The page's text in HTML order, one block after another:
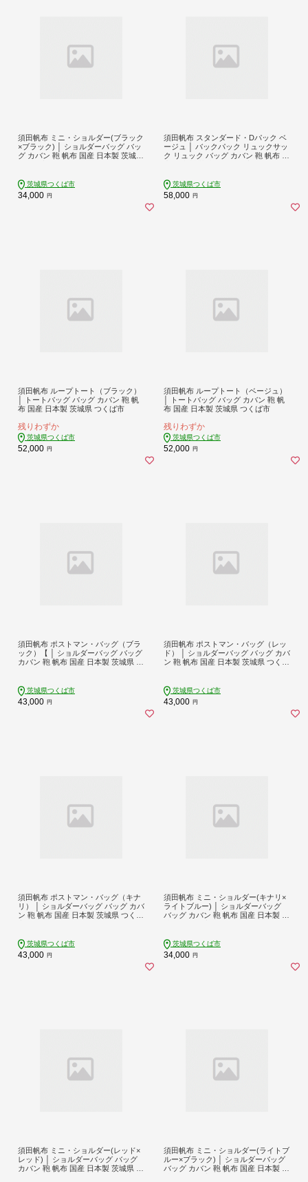
須田帆布 ミニ・ショルダー(ブラック
×ブラック) │ ショルダーバッグ バッ
グ カバン 鞄 帆布 国産 日本製 茨城県
茨城県つくば市
34,000 円
須田帆布 スタンダード・Dパック ベ
ージュ │ バックパック リュックサッ
ク リュック バッグ カバン 鞄 帆布 国
茨城県つくば市
58,000 円
須田帆布 ループトート（ブラック）
│ トートバッグ バッグ カバン 鞄 帆
布 国産 日本製 茨城県 つくば市
残りわずか
茨城県つくば市
52,000 円
須田帆布 ループトート（ベージュ）
│ トートバッグ バッグ カバン 鞄 帆
布 国産 日本製 茨城県 つくば市
残りわずか
茨城県つくば市
52,000 円
須田帆布 ポストマン・バッグ（ブラ
ック）【 │ ショルダーバッグ バッグ
カバン 鞄 帆布 国産 日本製 茨城県 つ
茨城県つくば市
43,000 円
須田帆布 ポストマン・バッグ（レッ
ド） │ ショルダーバッグ バッグ カバ
ン 鞄 帆布 国産 日本製 茨城県 つくば
茨城県つくば市
43,000 円
須田帆布 ポストマン・バッグ（キナ
リ） │ ショルダーバッグ バッグ カバ
ン 鞄 帆布 国産 日本製 茨城県 つくば
茨城県つくば市
43,000 円
須田帆布 ミニ・ショルダー(キナリ×
ライトブルー) │ ショルダーバッグ
バッグ カバン 鞄 帆布 国産 日本製 茨
茨城県つくば市
34,000 円
須田帆布 ミニ・ショルダー(レッド×
レッド) │ ショルダーバッグ バッグ
カバン 鞄 帆布 国産 日本製 茨城県 つ
須田帆布 ミニ・ショルダー(ライトブ
ルー×ブラック) │ ショルダーバッグ
バッグ カバン 鞄 帆布 国産 日本製 茨